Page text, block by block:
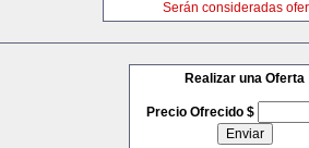
Serán consideradas
Realizar una Oferta
Precio Ofrecido $